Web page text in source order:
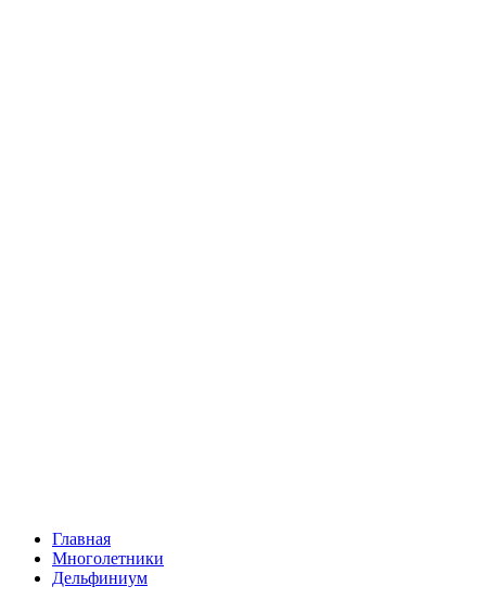
Главная
Многолетники
Дельфиниум